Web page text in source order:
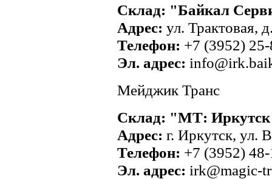
Склад: "Байкал
Адрес: ул. Трактовая,
Телефон: +7 (3952)
Эл. адрес:
Мейджик Транс
Склад: "МТ:
Адрес: г. Иркутск, ул.
Телефон: +7 (3952)
Эл. адрес: irk@magic-